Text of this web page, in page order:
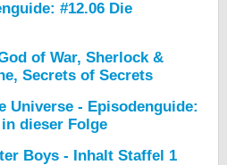
#12.06 Die
of War, Sherlock &
Secrets of Secrets
Universe - Episodenguide:
dieser Folge
Boys - Inhalt Staffel 1
Impressum
myFanbase